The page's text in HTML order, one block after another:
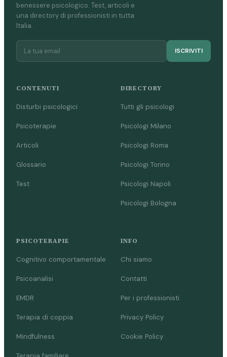
benessere psicologico. Test, articoli e
una directory di professionisti in tutta
Italia.
ISCRIVITI
CONTENUTI
Disturbi psicologici
Psicoterapie
Articoli
Glossario
Test
DIRECTORY
Tutti gli psicologi
Psicologi Milano
Psicologi Roma
Psicologi Torino
Psicologi Napoli
Psicologi Bologna
PSICOTERAPIE
Cognitivo comportamentale
Psicoanalisi
EMDR
Terapia di coppia
Mindfulness
INFO
Chi siamo
Contatti
Per i professionisti
Privacy Policy
Cookie Policy